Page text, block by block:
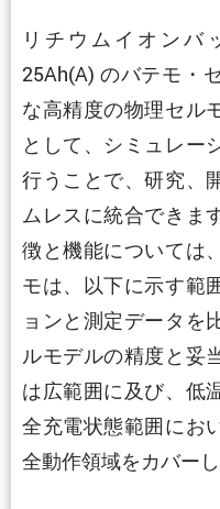
リチウムイオンバ
25Ah(A) のバテモ・
な高精度の物理セル
として、シミュレー
行うことで、研究、
ムレスに統合できま
徴と機能については、
モは、以下に示す範
ョンと測定データを
ルモデルの精度と妥
は広範囲に及び、低
全充電状態範囲にお
全動作領域をカバーし